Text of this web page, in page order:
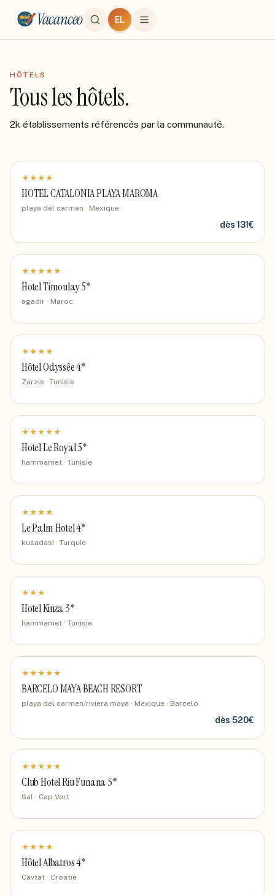
Vacanceo EL
HÔTELS
Tous les hôtels.
2k établissements référencés par la communauté.
★ ★ ★ ★
HOTEL CATALONIA PLAYA MAROMA
playa del carmen · Mexique
dès 131€
★ ★ ★ ★ ★
Hotel Timoulay 5*
agadir · Maroc
★ ★ ★ ★
Hôtel Odyssée 4*
Zarzis · Tunisie
★ ★ ★ ★ ★
Hotel Le Royal 5*
hammamet · Tunisie
★ ★ ★ ★
Le Palm Hotel 4*
kusadasi · Turquie
★ ★ ★
Hotel Kinza 3*
hammamet · Tunisie
★ ★ ★ ★ ★
BARCELO MAYA BEACH RESORT
playa del carmen/riviera maya · Mexique · Barcelo
dès 520€
★ ★ ★ ★ ★
Club Hotel Riu Funana 5*
Sal · Cap Vert
★ ★ ★ ★
Hôtel Albatros 4*
Cavtat · Croatie